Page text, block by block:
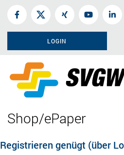
LOGIN
Shop/ePaper
Registrieren genügt (über